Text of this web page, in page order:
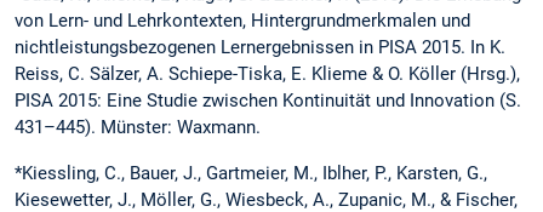
von Lern- und Lehrkontexten, Hintergrundmerkmalen und
nichtleistungsbezogenen Lern­ergebnissen in PISA 2015. In K.
Reiss, C. Sälzer, A. Schiepe-Tiska, E. Klieme & O. Köller (Hrsg.),
PISA 2015: Eine Studie zwischen Kontinuität und Innovation (S.
431–445). Münster: Waxmann.
*Kiessling, C., Bauer, J., Gartmeier, M., Iblher, P., Karsten, G.,
Kiesewetter, J., Möller, G., Wiesbeck, A., Zupanic, M., & Fischer,